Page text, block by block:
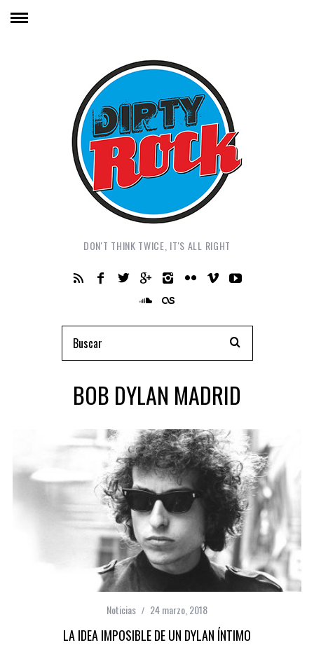
DON'T THINK TWICE, IT'S ALL RIGHT
BOB DYLAN MADRID
Noticias 24 marzo, 2018
LA IDEA IMPOSIBLE DE UN DYLAN ÍNTIMO